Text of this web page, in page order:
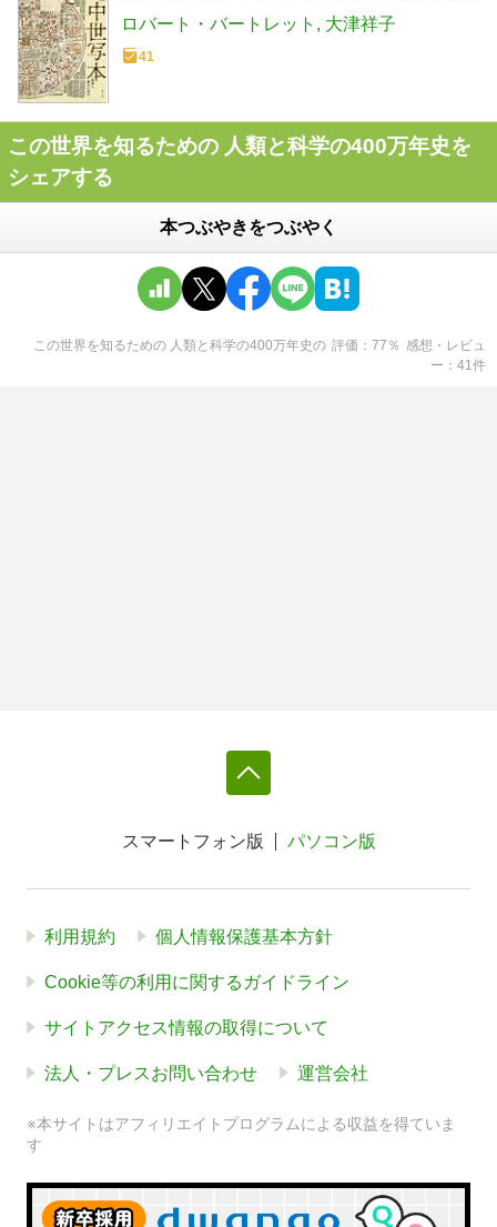
ロバート・バートレット 大津祥子
41
この世界を知るための 人類と科学の400万年史を
シェアする
本つぶやきをつぶやく
この世界を知るための 人類と科学の400万年史の 評価 77 ％ 感想・レビュ
ー
41件
スマートフォン版 パソコン版
利用規約 個人情報保護基本方針
Cookie等の利用に関するガイドライン
サイトアクセス情報の取得について
法人・プレスお問い合わせ 運営会社
※本サイトはアフィリエイトプログラムによる収益を得ていま
す